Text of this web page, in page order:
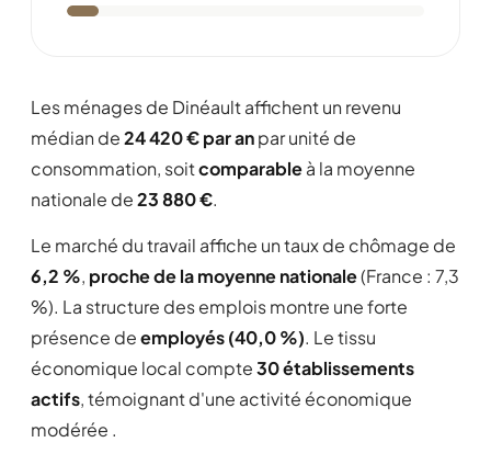
Les ménages de Dinéault affichent un revenu
médian de24 420 € par anpar unité de
consommation, soitcomparableà la moyenne
nationale de23 880 €.
Le marché du travail affiche un taux de chômage de
6,2 %, proche de la moyenne nationale(France : 7,3
%). La structure des emplois montre une forte
présence deemployés (40,0 %). Le tissu
économique local compte30 établissements
actifs, témoignant d'une activité économique
modérée .